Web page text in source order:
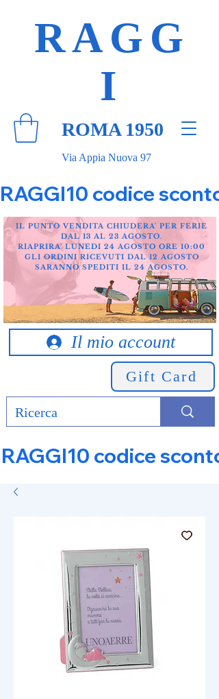
Via Appia Nuova 97
RAGG
I
ROMA 1950
RAGGI10 codice
Il mio account
Gift Card
IL PUNTO VENDITA CHIUDERA' PER FERIE
DAL 13 AL 23 AGOSTO.
RIAPRIRA' LUNEDI 24 AGOSTO ORE 10:00
GLI ORDINI RICEVUTI DAL 12 AGOSTO
SARANNO SPEDITI IL 24 AGOSTO.
RAGGI10 codice